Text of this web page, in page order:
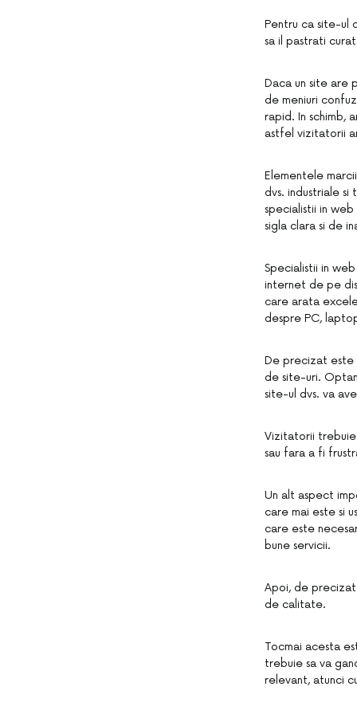
Pentru ca site-ul
sa il pastrati
Daca un site are
de meniuri
rapid. In schimb,
astfel vizitatorii
Elementele
dvs. industriale
specialistii in
sigla clara si de
Specialistii in
internet de pe
care arata
despre PC,
De precizat este
de site-uri.
site-ul dvs. va
Vizitatorii trebuie
sau fara a fi
Un alt aspect
care mai este si
care este
bune servicii.
Apoi, de precizat
de calitate.
Tocmai acesta
trebuie sa va
relevant, atunci